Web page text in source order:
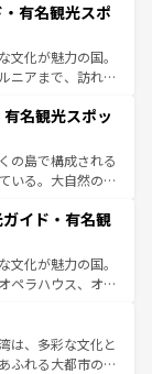
ではのユニークな
町歩きも満喫する
も高いが、旅行
、うまく活用すれ
してほしい。
有名観光スポ
文化が魅力の国。
ニアまで、訪れる
グ、エンターテイ
。一方、アメリカ
ニオンやイエロー
きる。さらに、南
で異なる魅力を楽
じることができ
旅も、アメリカ
。
名観光スポッ
の島で構成される
いる。大自然の神
地といえばオアフ
やカウアイ島が
はじめ、豊かな
ピリット」と呼ば
ンミュージッ
ハワイの魅力を彩
が待っているハ
イド・有名観
文化が魅力の国。
ペラハウス、オー
（エアーズロッ
ンズの熱帯雨林な
やワイン、オージ
は、多彩な文化と
ふれる大都市の台